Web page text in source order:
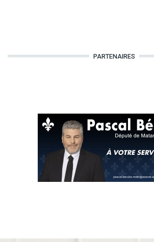
PARTENAIRES